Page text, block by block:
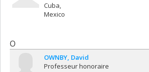
Cuba
Mexico
O
OWNBY David
Professeur honoraire